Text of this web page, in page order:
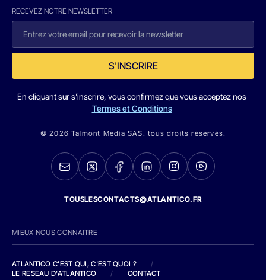
RECEVEZ NOTRE NEWSLETTER
S'INSCRIRE
En cliquant sur s'inscrire, vous confirmez que vous acceptez nos
Termes et Conditions
© 2026 Talmont Media SAS. tous droits réservés.
TOUSLESCONTACTS@ATLANTICO.FR
MIEUX NOUS CONNAITRE
ATLANTICO C'EST QUI, C'EST QUOI ?
/
LE RESEAU D'ATLANTICO
/ CONTACT